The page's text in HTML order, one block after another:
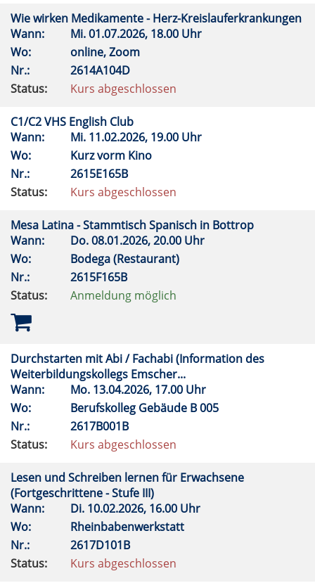
Wie wirken Medikamente - Herz-Kreislauferkrankungen
Wann:
Mi.01.07.2026, 18.00 Uhr
Wo:
online, Zoom
Nr.:
2614A104D
Status:
Kurs abgeschlossen
C1/C2 VHS English Club
Wann:
Mi. 11.02.2026, 19.00 Uhr
Wo:
Kurz vorm Kino
Nr.:
2615E165B
Status:
Kurs abgeschlossen
Mesa Latina - Stammtisch Spanisch in Bottrop
Wann:
Do.08.01.2026, 20.00 Uhr
Wo:
Bodega (Restaurant)
Nr.:
2615F165B
Status:
Anmeldung möglich
Durchstarten mit Abi / Fachabi (Information des
Weiterbildungskollegs Emscher...
Wann:
Mo. 13.04.2026, 17.00 Uhr
Wo:
Berufskolleg Gebäude B 005
Nr.:
2617B001B
Status:
Kurs abgeschlossen
Lesen und Schreiben lernen für Erwachsene
(Fortgeschrittene - Stufe III)
Wann:
Di. 10.02.2026, 16.00 Uhr
Wo:
Rheinbabenwerkstatt
Nr.:
2617D101B
Status:
Kurs abgeschlossen